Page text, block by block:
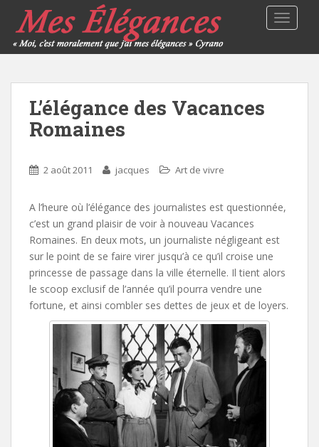
L’élégance des Vacances
Romaines
2 août 2011 jacques Art de vivre
A l’heure où l’élégance des journalistes est questionnée,
c’est un grand plaisir de voir à nouveau Vacances
Romaines. En deux mots, un journaliste négligeant est
sur le point de se faire virer jusqu’à ce qu’il croise une
princesse de passage dans la ville éternelle. Il tient alors
le scoop exclusif de l’année qu’il pourra vendre une
fortune, et ainsi combler ses dettes de jeux et de loyers.